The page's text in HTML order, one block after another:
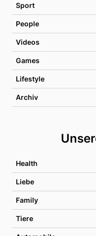
Sport
People
Videos
Games
Lifestyle
Archiv
Health
Liebe
Family
Tiere